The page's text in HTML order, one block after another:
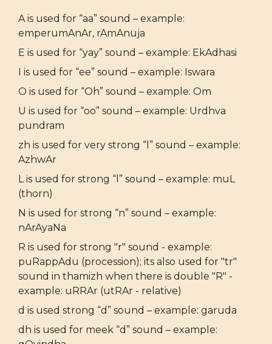
A is used for “aa” sound – example:
emperumAnAr, rAmAnuja
E is used for “yay” sound – example: EkAdhasi
I is used for “ee” sound – example: Iswara
O is used for “Oh” sound – example: Om
U is used for “oo” sound – example: Urdhva
pundram
zh is used for very strong “l” sound – example:
AzhwAr
L is used for strong “l” sound – example: muL
(thorn)
N is used for strong “n” sound – example:
nArAyaNa
R is used for strong "r" sound - example:
puRappAdu (procession); its also used for "tr"
sound in thamizh when there is double "R" -
example: uRRAr (utRAr - relative)
d is used strong “d” sound – example: garuda
dh is used for meek “d” sound – example: